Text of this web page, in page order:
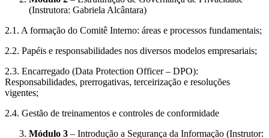
(Instrutora: Gabriela Alcântara)
2.1. A formação do Comitê Interno: áreas e processos fundamentais;
2.2. Papéis e responsabilidades nos diversos modelos empresariais;
2.3. Encarregado (Data Protection Officer – DPO):
Responsabilidades, prerrogativas, terceirização e resoluções
vigentes;
2.4. Gestão de treinamentos e controles de conformidade
Módulo 3 – Introdução a Segurança da Informação (Instrutor: